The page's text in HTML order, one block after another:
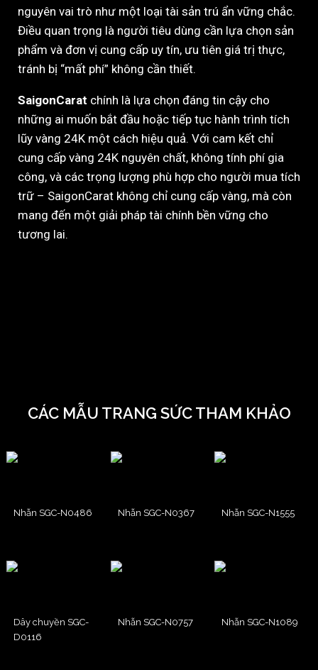
nguyên vai trò như một loại tài sản trú ẩn vững chắc.
Điều quan trọng là người tiêu dùng cần lựa chọn sản
phẩm và đơn vị cung cấp uy tín, ưu tiên giá trị thực,
tránh bị “mất phí” không cần thiết.
SaigonCarat chính là lựa chọn đáng tin cậy cho
những ai muốn bắt đầu hoặc tiếp tục hành trình tích
lũy vàng 24K một cách hiệu quả. Với cam kết chỉ
cung cấp vàng 24K nguyên chất, không tính phí gia
công, và các trọng lượng phù hợp cho người mua tích
trữ – SaigonCarat không chỉ cung cấp vàng, mà còn
mang đến một giải pháp tài chính bền vững cho
tương lai.
CÁC MẪU TRANG SỨC THAM KHẢO
Nhẫn SGC-N0486 Nhẫn SGC-N0367 Nhẫn SGC-N1555
Dây chuyền SGC-
D0116
Nhẫn SGC-N0757 Nhẫn SGC-N1089